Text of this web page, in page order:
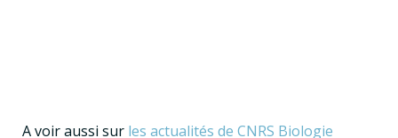
A voir aussi sur les actualités de CNRS Biologie